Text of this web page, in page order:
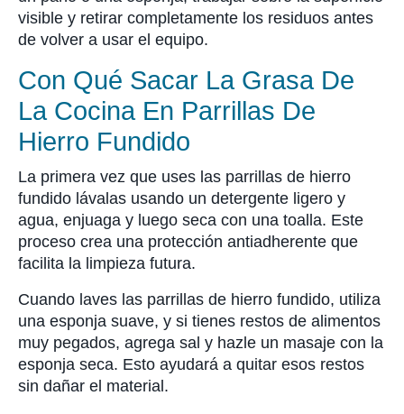
visible y retirar completamente los residuos antes
de volver a usar el equipo.
Con Qué Sacar La Grasa De
La Cocina En Parrillas De
Hierro Fundido
La primera vez que uses las parrillas de hierro
fundido lávalas usando un detergente ligero y
agua, enjuaga y luego seca con una toalla. Este
proceso crea una protección antiadherente que
facilita la limpieza futura.
Cuando laves las parrillas de hierro fundido, utiliza
una esponja suave, y si tienes restos de alimentos
muy pegados, agrega sal y hazle un masaje con la
esponja seca. Esto ayudará a quitar esos restos
sin dañar el material.